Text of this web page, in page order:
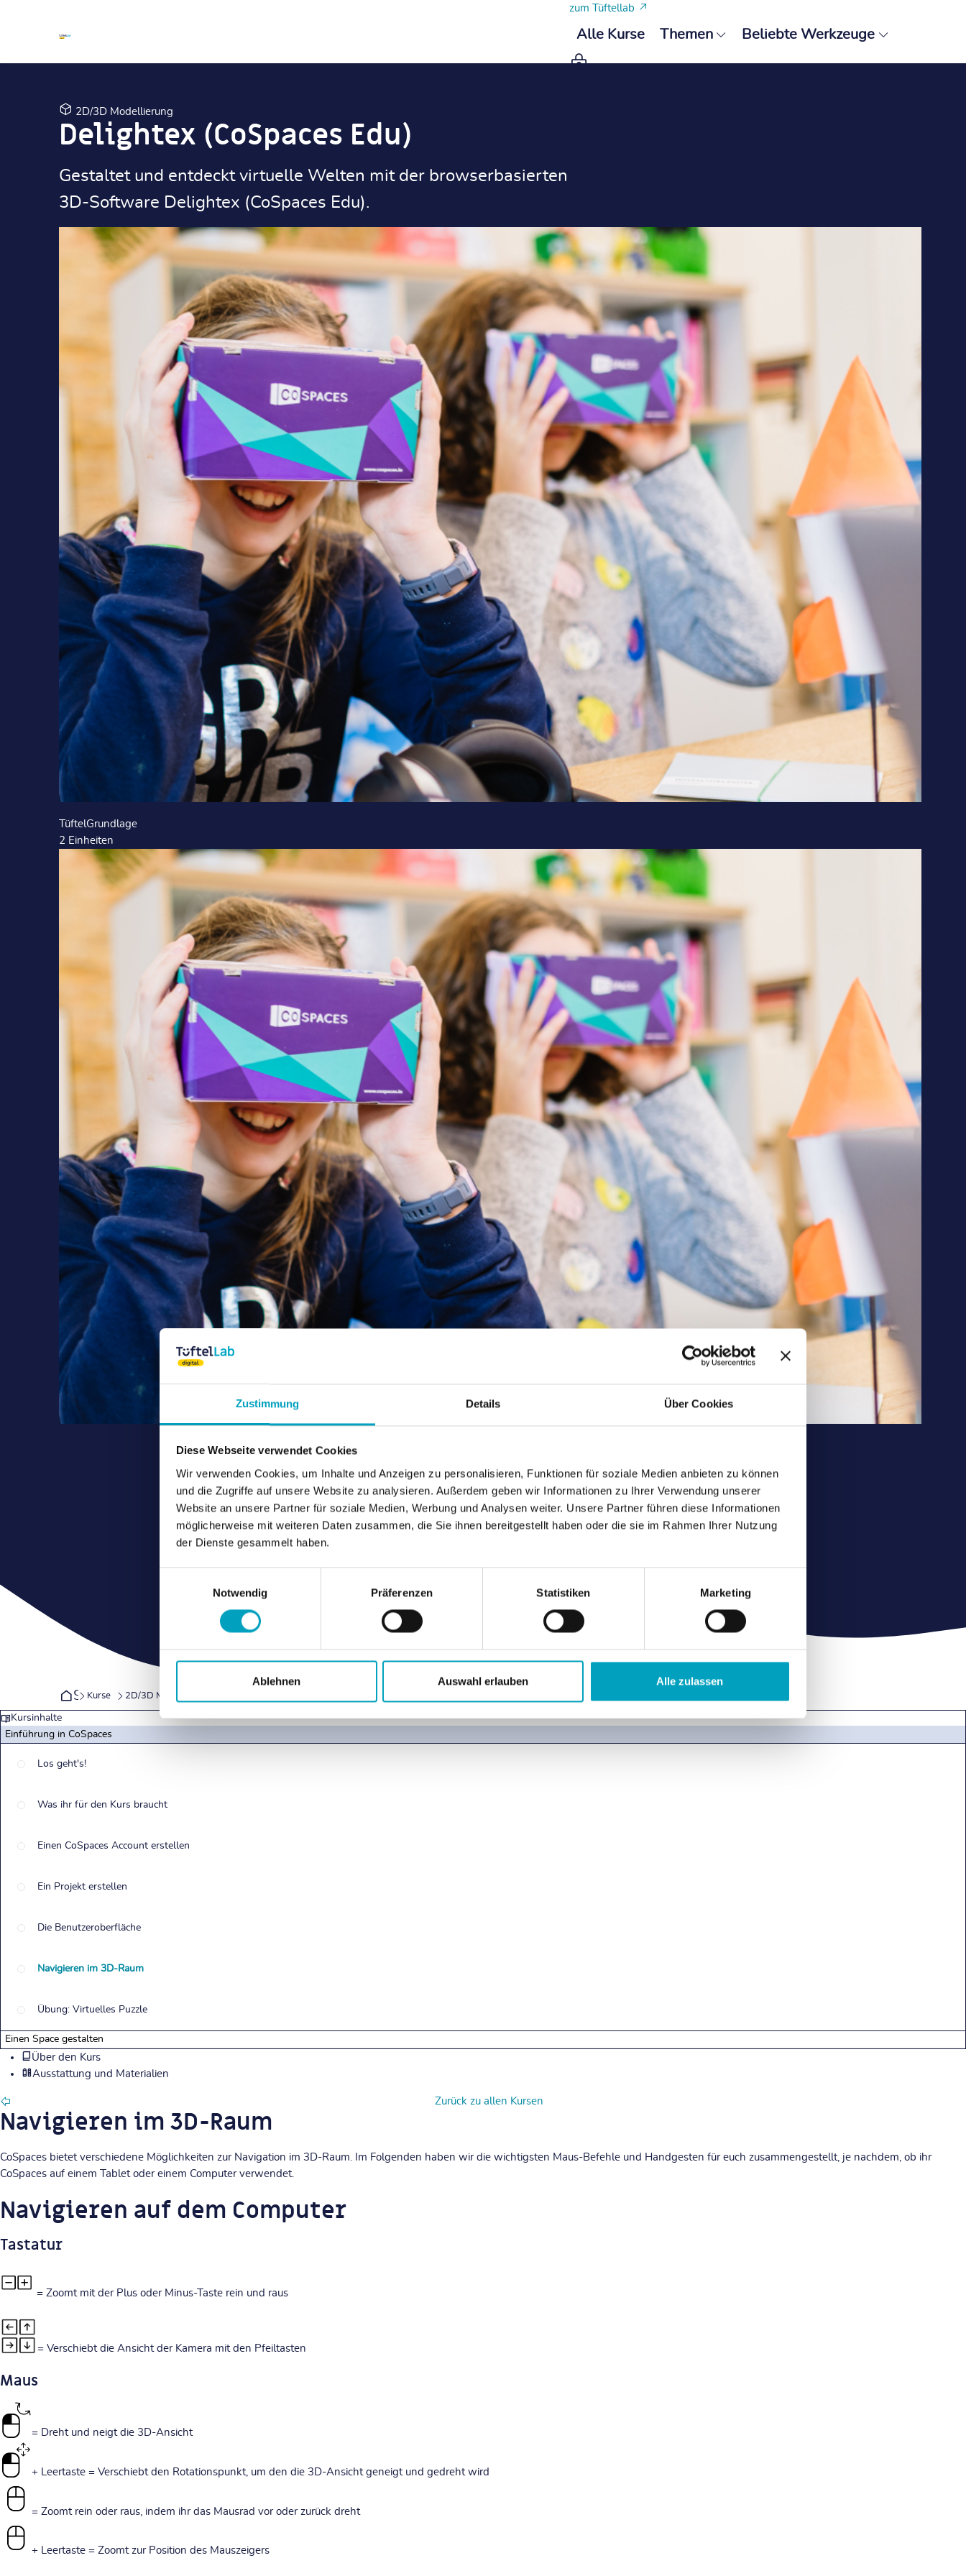
Zustimmung Details Über Cookies
Diese Webseite verwendet Cookies
Wir verwenden Cookies, um Inhalte und Anzeigen zu personalisieren, Funktionen für soziale Medien anbieten zu können
und die Zugriffe auf unsere Website zu analysieren. Außerdem geben wir Informationen zu Ihrer Verwendung unserer
Website an unsere Partner für soziale Medien, Werbung und Analysen weiter. Unsere Partner führen diese Informationen
möglicherweise mit weiteren Daten zusammen, die Sie ihnen bereitgestellt haben oder die sie im Rahmen Ihrer Nutzung
der Dienste gesammelt haben.
Notwendig
Präferenzen Statistiken Marketing
Ablehnen Auswahl erlauben Alle zulassen
zum Tüftellab
Alle Kurse Themen Beliebte Werkzeuge
2D/3D Modellierung
Delightex (CoSpaces Edu)
Gestaltet und entdeckt virtuelle Welten mit der browserbasierten
3D-Software Delightex (CoSpaces Edu).
TüftelGrundlage
2 Einheiten
Startseite
Kurse 2D/3D Modellierung
Kursinhalte
Einführung in CoSpaces
Los geht's!
Was ihr für den Kurs braucht
Einen CoSpaces Account erstellen
Ein Projekt erstellen
Die Benutzeroberfläche
Navigieren im 3D-Raum
Übung: Virtuelles Puzzle
Einen Space gestalten
Über den Kurs
Ausstattung und Materialien
Zurück zu allen Kursen
Navigieren im 3D-Raum
CoSpaces bietet verschiedene Möglichkeiten zur Navigation im 3D-Raum. Im Folgenden haben wir die wichtigsten Maus-Befehle und Handgesten für euch zusammengestellt, je nachdem, ob ihr
CoSpaces auf einem Tablet oder einem Computer verwendet.
Navigieren auf dem Computer
Tastatur
= Zoomt mit der Plus oder Minus-Taste rein und raus
= Verschiebt die Ansicht der Kamera mit den Pfeiltasten
Maus
= Dreht und neigt die 3D-Ansicht
+ Leertaste = Verschiebt den Rotationspunkt, um den die 3D-Ansicht geneigt und gedreht wird
= Zoomt rein oder raus, indem ihr das Mausrad vor oder zurück dreht
+ Leertaste = Zoomt zur Position des Mauszeigers